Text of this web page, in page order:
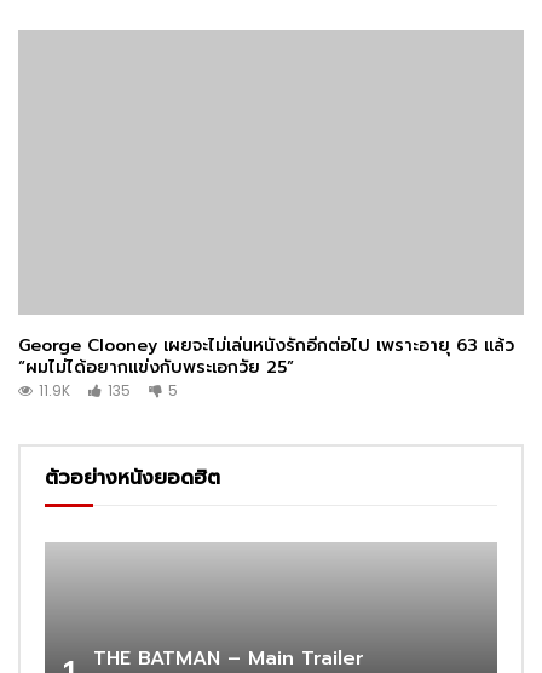
George Clooney เผยจะไม่เล่นหนังรักอีกต่อไป เพราะอายุ 63 แล้ว
“ผมไม่ได้อยากแข่งกับพระเอกวัย 25”
11.9K 135 5
ตัวอย่างหนังยอดฮิต
THE BATMAN – Main Trailer